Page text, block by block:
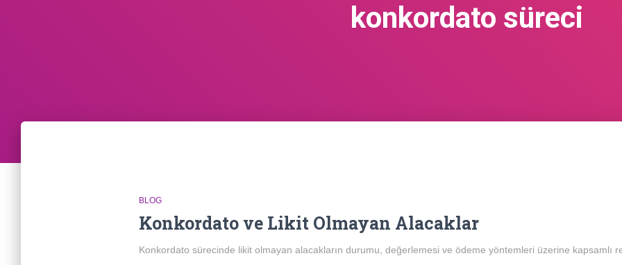
konkordato süreci
BLOG
Konkordato ve Likit Olmayan Alacaklar
Konkordato sürecinde likit olmayan alacakların durumu, değerlemesi ve ödeme yöntemleri üzerine kapsamlı